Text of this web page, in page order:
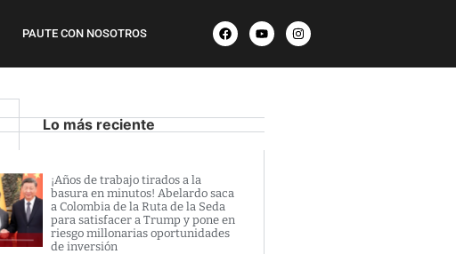
PAUTE CON NOSOTROS
Lo más reciente
¡Años de trabajo tirados a la
basura en minutos! Abelardo saca
a Colombia de la Ruta de la Seda
para satisfacer a Trump y pone en
riesgo millonarias oportunidades
de inversión